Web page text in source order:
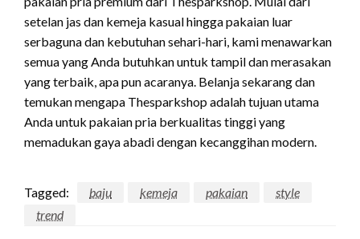
setelan jas dan kemeja kasual hingga pakaian luar
serbaguna dan kebutuhan sehari-hari, kami menawarkan
semua yang Anda butuhkan untuk tampil dan merasakan
yang terbaik, apa pun acaranya. Belanja sekarang dan
temukan mengapa Thesparkshop adalah tujuan utama
Anda untuk pakaian pria berkualitas tinggi yang
memadukan gaya abadi dengan kecanggihan modern.
Tagged: baju kemeja pakaian
style
trend